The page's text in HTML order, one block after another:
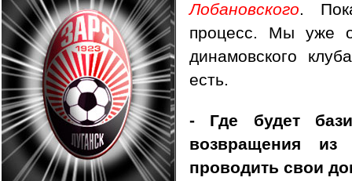
Лобановского.
процесс. Мы уже
динамовского
есть.
- Где будет
возвращения
проводить свои